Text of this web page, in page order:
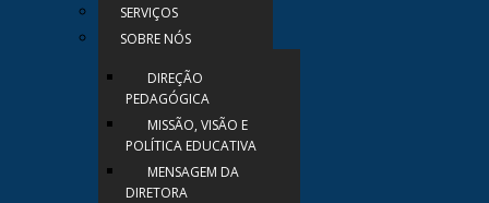
SERVIÇOS
SOBRE NÓS
DIREÇÃO
PEDAGÓGICA
MISSÃO, VISÃO E
POLÍTICA EDUCATIVA
MENSAGEM DA
DIRETORA